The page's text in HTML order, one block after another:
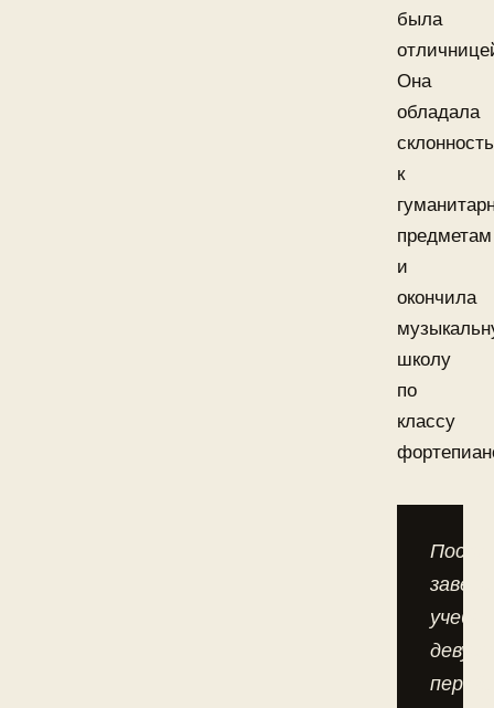
была
Она
обладала
к
предметам
и
окончила
школу
по
классу
После
учебы